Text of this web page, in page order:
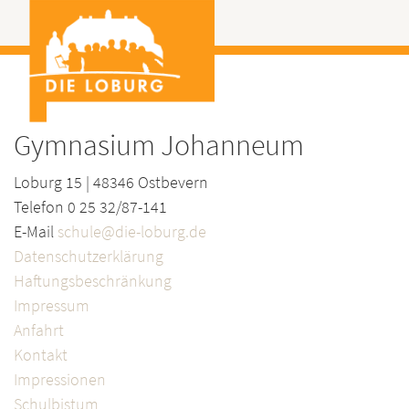
Gymnasium Johanneum
Loburg 15 | 48346 Ostbevern
Telefon 0 25 32/87-141
E-Mail schule@die-loburg.de
Datenschutzerklärung
Haftungsbeschränkung
Impressum
Anfahrt
Kontakt
Impressionen
Schulbistum